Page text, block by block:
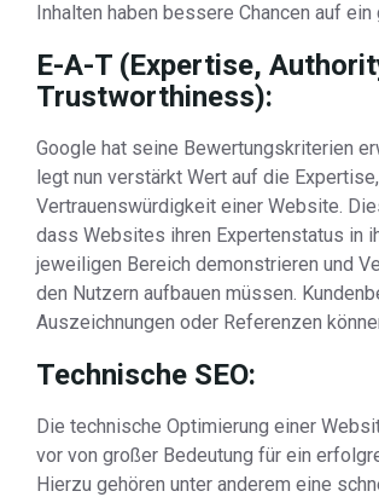
Inhalten haben bessere Chancen auf ein
E-A-T (Expertise,
Trustworthiness):
Google hat seine Bewertungskriterien
legt nun verstärkt Wert auf die
Vertrauenswürdigkeit einer Website.
dass Websites ihren Expertenstatus in
jeweiligen Bereich demonstrieren und
den Nutzern aufbauen müssen.
Auszeichnungen oder Referenzen
Technische SEO:
Die technische Optimierung einer
vor von großer Bedeutung für ein
Hierzu gehören unter anderem eine